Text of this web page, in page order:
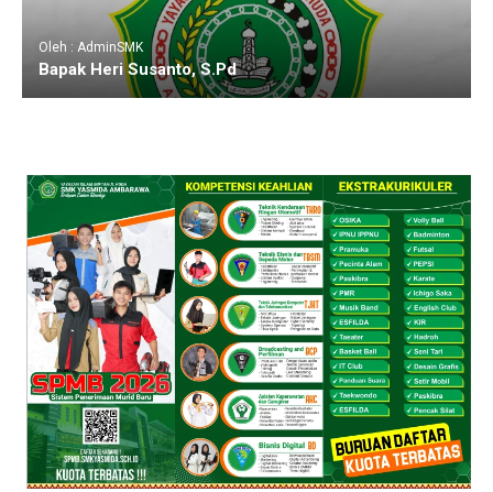
Oleh : AdminSMK
Bapak Heri Susanto, S.Pd